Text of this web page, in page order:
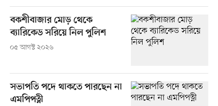
বকশীবাজার মোড় থেকে
ব্যারিকেড সরিয়ে নিল পুলিশ
০৫ আগস্ট ২০২৬
সভাপতি পদে থাকতে পারছেন না
এমপিপত্নী